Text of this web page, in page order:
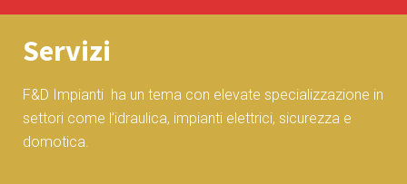
Servizi
F&D Impianti ha un tema con elevate specializzazione in
settori come l’idraulica, impianti elettrici, sicurezza e
domotica.